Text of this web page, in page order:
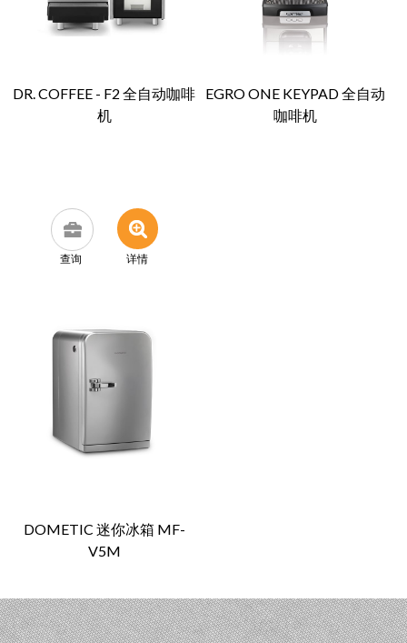
DR. COFFEE - F2 全自动咖啡
机
EGRO ONE KEYPAD 全自动
咖啡机
查询 详情
DOMETIC 迷你冰箱 MF-
V5M